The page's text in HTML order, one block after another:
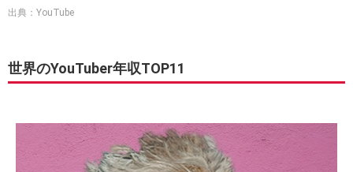
出典：YouTube
世界のYouTuber年収TOP11